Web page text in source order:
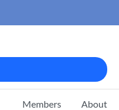
Members About